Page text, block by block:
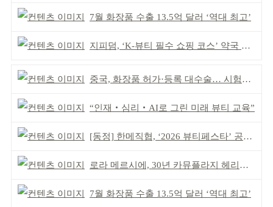
7월 화장품 수출 13.5억 달러 ‘역대 최고’
지피덤, ‘K-뷰티 필수 쇼핑 코스’ 약국 공략
중국, 화장품 허가·등록 대수술… 시험자료 공용 허용
“인재‧심리‧AI로 그린 미래 뷰티 교육”
[동정] 한메직협, ‘2026 뷰티페스타’ 공동 주최
로라 메르시에, 30년 카뮤플라지 헤리티지 담아
7월 화장품 수출 13.5억 달러 ‘역대 최고’